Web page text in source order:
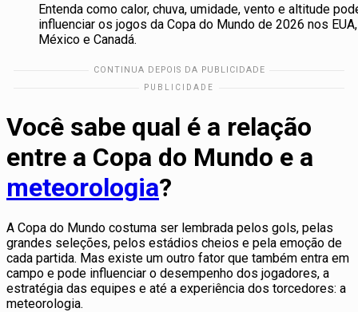
Entenda como calor, chuva, umidade, vento e altitude
influenciar os jogos da Copa do Mundo de 2026 nos EUA,
México e Canadá.
Você sabe qual é a relação
entre a Copa do Mundo e a
meteorologia?
A Copa do Mundo costuma ser lembrada pelos gols, pelas
grandes seleções, pelos estádios cheios e pela emoção de
cada partida. Mas existe um outro fator que também entra em
campo e pode influenciar o desempenho dos jogadores, a
estratégia das equipes e até a experiência dos torcedores: a
meteorologia.